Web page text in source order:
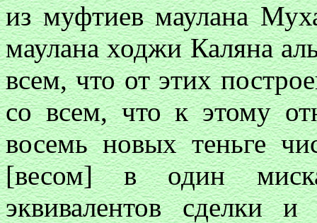
из муфтиев маулана
маулана ходжи Каляна
всем, что от этих
со всем, что к этому
восемь новых теньге
[весом] в один
эквивалентов сделки